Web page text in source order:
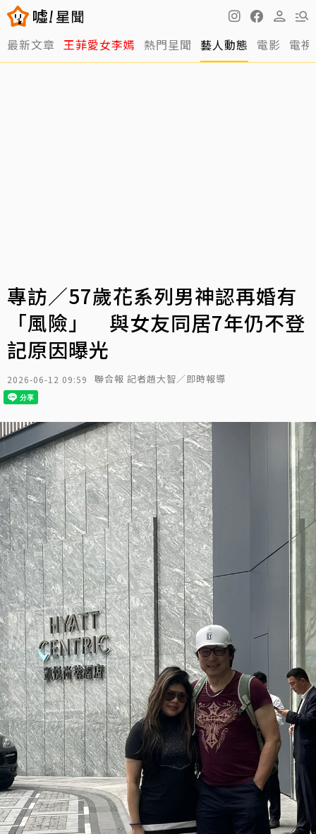
最新文章 王菲愛女李嫣 熱門星聞 藝人動態 電影 電視
專訪／57歲花系列男神認再婚有
「風險」 與女友同居7年仍不登
記原因曝光
2026-06-12 09:59 聯合報 記者趙大智／即時報導